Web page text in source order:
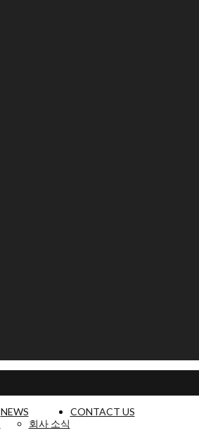
NEWS
회사 소식
CONTACT US